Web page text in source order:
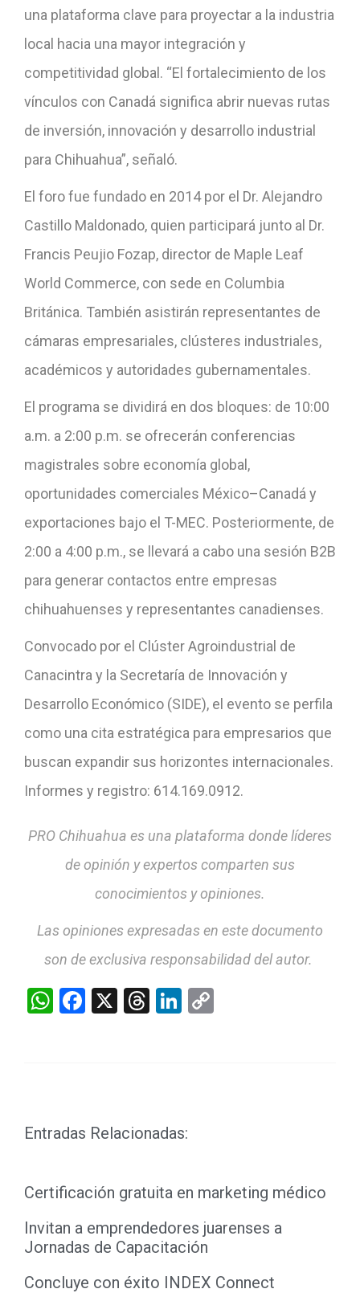
una plataforma clave para proyectar a la industria
local hacia una mayor integración y
competitividad global. “El fortalecimiento de los
vínculos con Canadá significa abrir nuevas rutas
de inversión, innovación y desarrollo industrial
para Chihuahua”, señaló.
El foro fue fundado en 2014 por el Dr. Alejandro
Castillo Maldonado, quien participará junto al Dr.
Francis Peujio Fozap, director de Maple Leaf
World Commerce, con sede en Columbia
Británica. También asistirán representantes de
cámaras empresariales, clústeres industriales,
académicos y autoridades gubernamentales.
El programa se dividirá en dos bloques: de 10:00
a.m. a 2:00 p.m. se ofrecerán conferencias
magistrales sobre economía global,
oportunidades comerciales México–Canadá y
exportaciones bajo el T-MEC. Posteriormente, de
2:00 a 4:00 p.m., se llevará a cabo una sesión B2B
para generar contactos entre empresas
chihuahuenses y representantes canadienses.
Convocado por el Clúster Agroindustrial de
Canacintra y la Secretaría de Innovación y
Desarrollo Económico (SIDE), el evento se perfila
como una cita estratégica para empresarios que
buscan expandir sus horizontes internacionales.
Informes y registro: 614.169.0912.
PRO Chihuahua es una plataforma donde líderes
de opinión y expertos comparten sus
conocimientos y opiniones.
Las opiniones expresadas en este documento
son de exclusiva responsabilidad del autor.
WhatsApp
Facebook
X Threads
LinkedIn
Entradas Relacionadas:
Certificación gratuita en marketing médico
Invitan a emprendedores juarenses a
Jornadas de Capacitación
Concluye con éxito INDEX Connect